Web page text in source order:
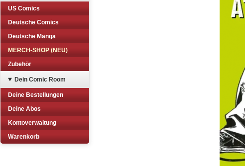
US Comics
Deutsche Comics
Deutsche Manga
MERCH-SHOP (NEU)
Zubehör
Dein Comic Room
Deine Bestellungen
Deine Abos
Kontoverwaltung
Warenkorb